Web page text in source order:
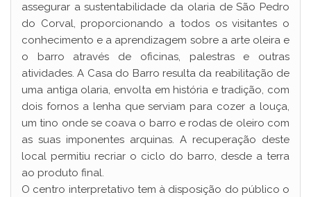
assegurar a sustentabilidade da olaria de São Pedro
do Corval, proporcionando a todos os visitantes o
conhecimento e a aprendizagem sobre a arte oleira e
o barro através de oficinas, palestras e outras
atividades. A Casa do Barro resulta da reabilitação de
uma antiga olaria, envolta em história e tradição, com
dois fornos a lenha que serviam para cozer a louça,
um tino onde se coava o barro e rodas de oleiro com
as suas imponentes arquinas. A recuperação deste
local permitiu recriar o ciclo do barro, desde a terra
ao produto final.
O centro interpretativo tem à disposição do público o